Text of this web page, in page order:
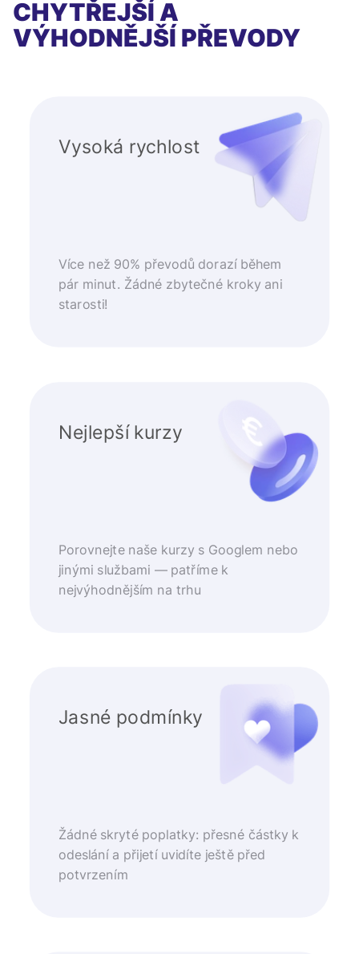
CHYTŘEJŠÍ A
VÝHODNĚJŠÍ PŘEVODY
Vysoká rychlost
Více než 90% převodů dorazí během
pár minut. Žádné zbytečné kroky ani
starosti!
Nejlepší kurzy
Porovnejte naše kurzy s Googlem nebo
jinými službami — patříme k
nejvýhodnějším na trhu
Jasné podmínky
Žádné skryté poplatky: přesné částky k
odeslání a přijetí uvidíte ještě před
potvrzením